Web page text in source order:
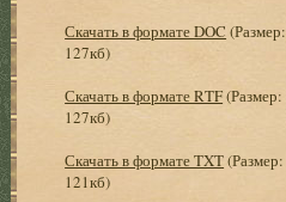
Скачать в формате DOC (Размер:
127кб)
Скачать в формате RTF(Размер:
127кб)
Скачать в формате TXT(Размер:
121кб)